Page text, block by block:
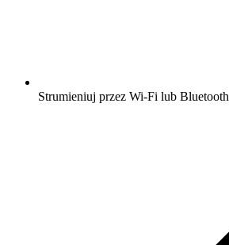
Strumieniuj przez Wi-Fi lub Bluetooth